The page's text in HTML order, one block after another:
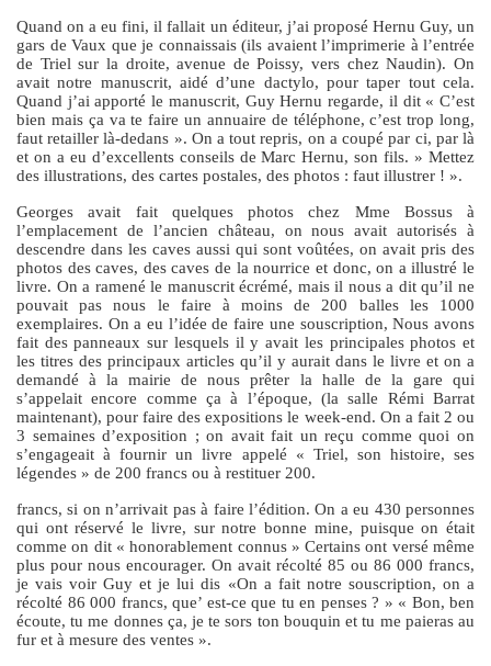
Quand on a eu fini, il fallait un éditeur, j’ai proposé Hernu Guy, un
gars de Vaux que je connaissais (ils avaient l’imprimerie à l’entrée
de Triel sur la droite, avenue de Poissy, vers chez Naudin). On
avait notre manuscrit, aidé d’une dactylo, pour taper tout cela.
Quand j’ai apporté le manuscrit, Guy Hernu regarde, il dit « C’est
bien mais ça va te faire un annuaire de téléphone, c’est trop long,
faut retailler là-dedans ». On a tout repris, on a coupé par ci, par là
et on a eu d’excellents conseils de Marc Hernu, son fils. » Mettez
des illustrations, des cartes postales, des photos : faut illustrer ! ».
Georges avait fait quelques photos chez Mme Bossus à
l’emplacement de l’ancien château, on nous avait autorisés à
descendre dans les caves aussi qui sont voûtées, on avait pris des
photos des caves, des caves de la nourrice et donc, on a illustré le
livre. On a ramené le manuscrit écrémé, mais il nous a dit qu’il ne
pouvait pas nous le faire à moins de 200 balles les 1000
exemplaires. On a eu l’idée de faire une souscription, Nous avons
fait des panneaux sur lesquels il y avait les principales photos et
les titres des principaux articles qu’il y aurait dans le livre et on a
demandé à la mairie de nous prêter la halle de la gare qui
s’appelait encore comme ça à l’époque, (la salle Rémi Barrat
maintenant), pour faire des expositions le week-end. On a fait 2 ou
3 semaines d’exposition ; on avait fait un reçu comme quoi on
s’engageait à fournir un livre appelé « Triel, son histoire, ses
légendes » de 200 francs ou à restituer 200.
francs, si on n’arrivait pas à faire l’édition. On a eu 430 personnes
qui ont réservé le livre, sur notre bonne mine, puisque on était
comme on dit « honorablement connus » Certains ont versé même
plus pour nous encourager. On avait récolté 85 ou 86 000 francs,
je vais voir Guy et je lui dis «On a fait notre souscription, on a
récolté 86 000 francs, que’ est-ce que tu en penses ? » « Bon, ben
écoute, tu me donnes ça, je te sors ton bouquin et tu me paieras au
fur et à mesure des ventes ».